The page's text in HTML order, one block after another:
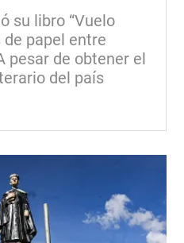
su libro “Vuelo
de papel entre
pesar de obtener el
del país